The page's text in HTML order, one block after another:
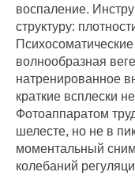
воспаление.
структуру:
волнообразная
натренированное
краткие всплески
Фотоаппаратом
шелесте, но не в
моментальный
колебаний